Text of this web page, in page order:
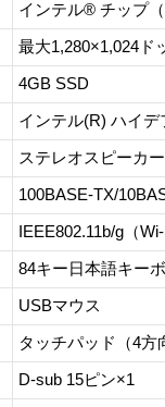
インテル® チップ（
最大1,280×1,024ド
4GB SSD
インテル(R) ハイ
ステレオスピーカー
100BASE-TX/
IEEE802.11b/g（Wi-
84キー日本語キー
USBマウス
タッチパッド（4方
D-sub 15ピン×1